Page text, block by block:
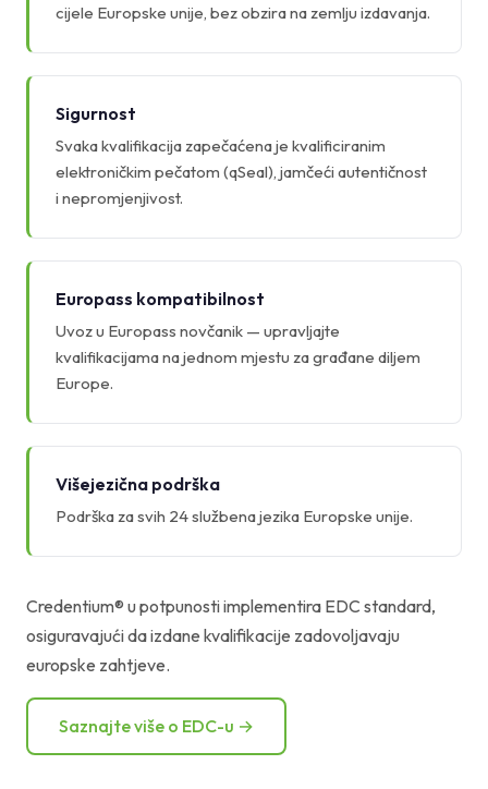
cijele Europske unije, bez obzira na zemlju izdavanja.
Sigurnost
Svaka kvalifikacija zapečaćena je kvalificiranim
elektroničkim pečatom (qSeal), jamčeći autentičnost
i nepromjenjivost.
Europass kompatibilnost
Uvoz u Europass novčanik — upravljajte
kvalifikacijama na jednom mjestu za građane diljem
Europe.
Višejezična podrška
Podrška za svih 24 službena jezika Europske unije.
Credentium® u potpunosti implementira EDC standard,
osiguravajući da izdane kvalifikacije zadovoljavaju
europske zahtjeve.
Saznajte više o EDC-u →